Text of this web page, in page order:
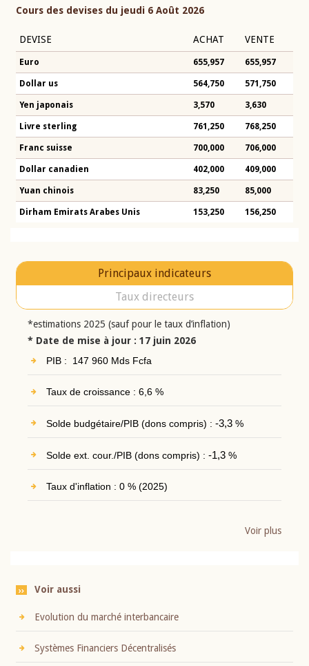
Cours des devises du jeudi 6 Août 2026
DEVISE ACHAT VENTE
Euro 655,957 655,957
Dollar us 564,750 571,750
Yen japonais 3,570 3,630
Livre sterling 761,250 768,250
Franc suisse 700,000 706,000
Dollar canadien 402,000 409,000
Yuan chinois 83,250 85,000
Dirham Emirats Arabes Unis 153,250 156,250
Principaux indicateurs
Taux directeurs
*estimations 2025 (sauf pour le taux d’inflation)
* Date de mise à jour : 17 juin 2026
PIB : 147 960 Mds Fcfa
Taux de croissance : 6,6 %
Solde budgétaire/PIB (dons compris) : -3,3%
Solde ext. cour./PIB (dons compris) : -1,3%
Taux d'inflation : 0 % (2025)
Voir plus
Voir aussi
Evolution du marché interbancaire
Systèmes Financiers Décentralisés